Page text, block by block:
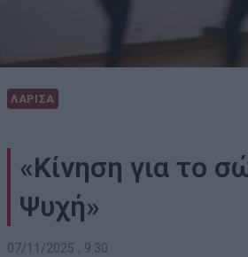
ΛΑΡΙΣΑ
«Κίνηση για το
Ψυχή»
07/11/2025 , 9:30